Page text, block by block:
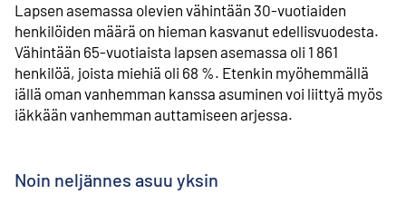
Lapsen asemassa olevien vähintään 30-vuotiaiden
henkilöiden määrä on hieman kasvanut edellisvuodesta.
Vähintään 65-vuotiaista lapsen asemassa oli 1 861
henkilöä, joista miehiä oli 68 %. Etenkin myöhemmällä
iällä oman vanhemman kanssa asuminen voi liittyä myös
iäkkään vanhemman auttamiseen arjessa.
Noin neljännes asuu yksin